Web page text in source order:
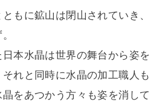
もに鉱山は閉山されていき、
本水晶は世界の舞台から姿を
れと同時に水晶の加工職人も
をあつかう方々も姿を消して